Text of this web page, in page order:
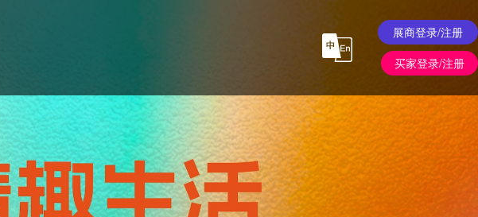
展商登录/注册
买家登录/注册